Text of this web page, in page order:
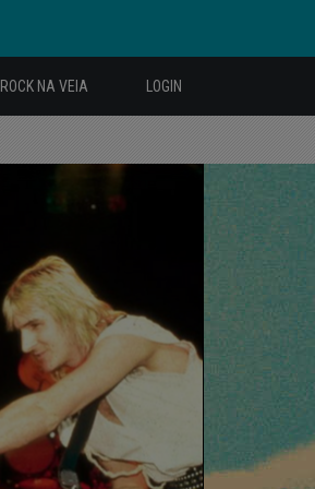
ROCK NA VEIA LOGIN